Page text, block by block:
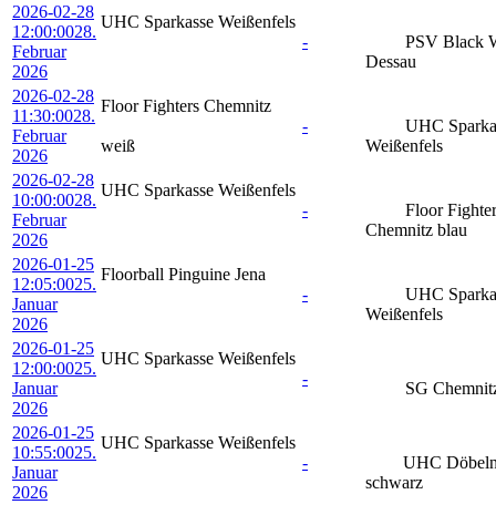
2026-02-28
12:00:0028.
Februar
2026
UHC Sparkasse Weißenfels
-
PSV Black
Dessau
2026-02-28
11:30:0028.
Februar
2026
Floor Fighters Chemnitz
weiß
-
UHC
Weißenfels
2026-02-28
10:00:0028.
Februar
2026
UHC Sparkasse Weißenfels
-
Floor
Chemnitz blau
2026-01-25
12:05:0025.
Januar
2026
Floorball Pinguine Jena
-
UHC
Weißenfels
2026-01-25
12:00:0025.
Januar
2026
UHC Sparkasse Weißenfels
-
SG
2026-01-25
10:55:0025.
Januar
2026
UHC Sparkasse Weißenfels
-
UHC
schwarz